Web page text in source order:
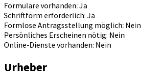
Formulare vorhanden: Ja
Schriftform erforderlich: Ja
Formlose Antragsstellung möglich: Nein
Persönliches Erscheinen nötig: Nein
Online-Dienste vorhanden: Nein
Urheber